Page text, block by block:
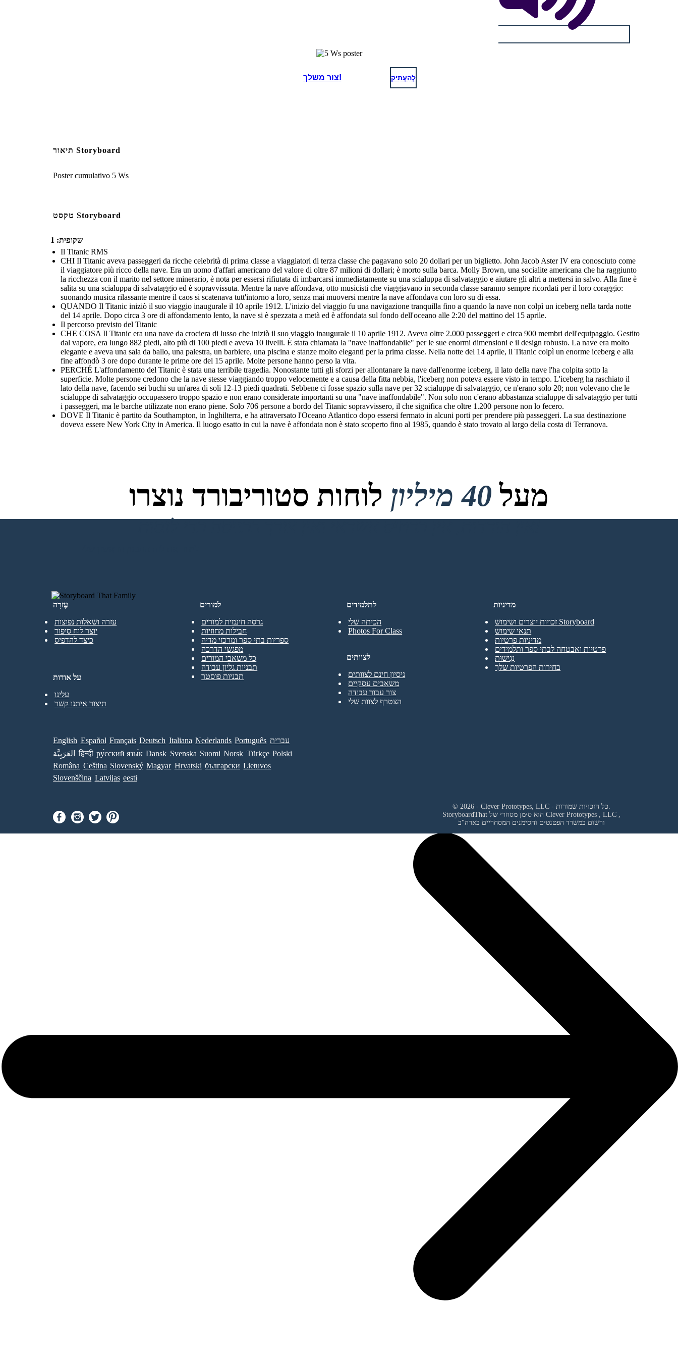
צור משלך! לְהַעְתִיק
תיאור Storyboard
Poster cumulativo 5 Ws
טקסט Storyboard
שקופית: 1
Il Titanic RMS
CHI Il Titanic aveva passeggeri da ricche celebrità di prima classe a viaggiatori di terza classe che pagavano solo 20 dollari per un biglietto. John Jacob Aster IV era conosciuto come
il viaggiatore più ricco della nave. Era un uomo d'affari americano del valore di oltre 87 milioni di dollari; è morto sulla barca. Molly Brown, una socialite americana che ha raggiunto
la ricchezza con il marito nel settore minerario, è nota per essersi rifiutata di imbarcarsi immediatamente su una scialuppa di salvataggio e aiutare gli altri a mettersi in salvo. Alla fine è
salita su una scialuppa di salvataggio ed è sopravvissuta. Mentre la nave affondava, otto musicisti che viaggiavano in seconda classe saranno sempre ricordati per il loro coraggio:
suonando musica rilassante mentre il caos si scatenava tutt'intorno a loro, senza mai muoversi mentre la nave affondava con loro su di essa.
QUANDO Il Titanic iniziò il suo viaggio inaugurale il 10 aprile 1912. L'inizio del viaggio fu una navigazione tranquilla fino a quando la nave non colpì un iceberg nella tarda notte
del 14 aprile. Dopo circa 3 ore di affondamento lento, la nave si è spezzata a metà ed è affondata sul fondo dell'oceano alle 2:20 del mattino del 15 aprile.
Il percorso previsto del Titanic
CHE COSA Il Titanic era una nave da crociera di lusso che iniziò il suo viaggio inaugurale il 10 aprile 1912. Aveva oltre 2.000 passeggeri e circa 900 membri dell'equipaggio. Gestito
dal vapore, era lungo 882 piedi, alto più di 100 piedi e aveva 10 livelli. È stata chiamata la "nave inaffondabile" per le sue enormi dimensioni e il design robusto. La nave era molto
elegante e aveva una sala da ballo, una palestra, un barbiere, una piscina e stanze molto eleganti per la prima classe. Nella notte del 14 aprile, il Titanic colpì un enorme iceberg e alla
fine affondò 3 ore dopo durante le prime ore del 15 aprile. Molte persone hanno perso la vita.
PERCHÉ L'affondamento del Titanic è stata una terribile tragedia. Nonostante tutti gli sforzi per allontanare la nave dall'enorme iceberg, il lato della nave l'ha colpita sotto la
superficie. Molte persone credono che la nave stesse viaggiando troppo velocemente e a causa della fitta nebbia, l'iceberg non poteva essere visto in tempo. L'iceberg ha raschiato il
lato della nave, facendo sei buchi su un'area di soli 12-13 piedi quadrati. Sebbene ci fosse spazio sulla nave per 32 scialuppe di salvataggio, ce n'erano solo 20; non volevano che le
scialuppe di salvataggio occupassero troppo spazio e non erano considerate importanti su una "nave inaffondabile". Non solo non c'erano abbastanza scialuppe di salvataggio per tutti
i passeggeri, ma le barche utilizzate non erano piene. Solo 706 persone a bordo del Titanic sopravvissero, il che significa che oltre 1.200 persone non lo fecero.
DOVE Il Titanic è partito da Southampton, in Inghilterra, e ha attraversato l'Oceano Atlantico dopo essersi fermato in alcuni porti per prendere più passeggeri. La sua destinazione
doveva essere New York City in America. Il luogo esatto in cui la nave è affondata non è stato scoperto fino al 1985, quando è stato trovato al largo della costa di Terranova.
מעל 40 מיליון לוחות סטוריבורד נוצרו
אין הורדות, אין כרטיס אשראי ואין צורך בכניסה כדי לנסות!
עֶזרָה
עזרה ושאלות נפוצות
יוצר לוח סיפור
כיצד להדפיס
לתלמידים
הכיתה שלי
Photos For Class
למורים
גרסה חינמית למורים
חבילות מחוזיות
ספריות בתי ספר ומרכזי מדיה
מפגשי הדרכה
כל משאבי המורים
תבניות גליון עבודה
תבניות פוסטר
לצוותים
ניסיון חינם לצוותים
משאבים עסקיים
צור עבור עבודה
הצטרף לצוות שלי
על אודות
עלינו
תיצור איתנו קשר
מדיניות
זכויות יוצרים ושימוש Storyboard
תנאי שימוש
מדיניות פרטיות
פרטיות ואבטחה לבתי ספר ותלמידים
נְגִישׁוּת
בחירות הפרטיות שלך
English Español Français Deutsch Italiana Nederlands Português עברית
العَرَبِيَّة
हिन्दी ру́сский язы́к Dansk Svenska Suomi Norsk Türkçe Polski
Româna Ceština Slovenský Magyar Hrvatski български Lietuvos
Slovenščina Latvijas eesti
Clever Prototypes , LLC
ורשום במשרד הפטנטים והסימנים המסחריים בארה"ב